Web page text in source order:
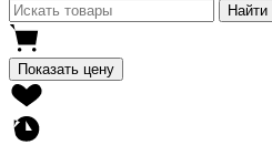
Найти
Показать цену